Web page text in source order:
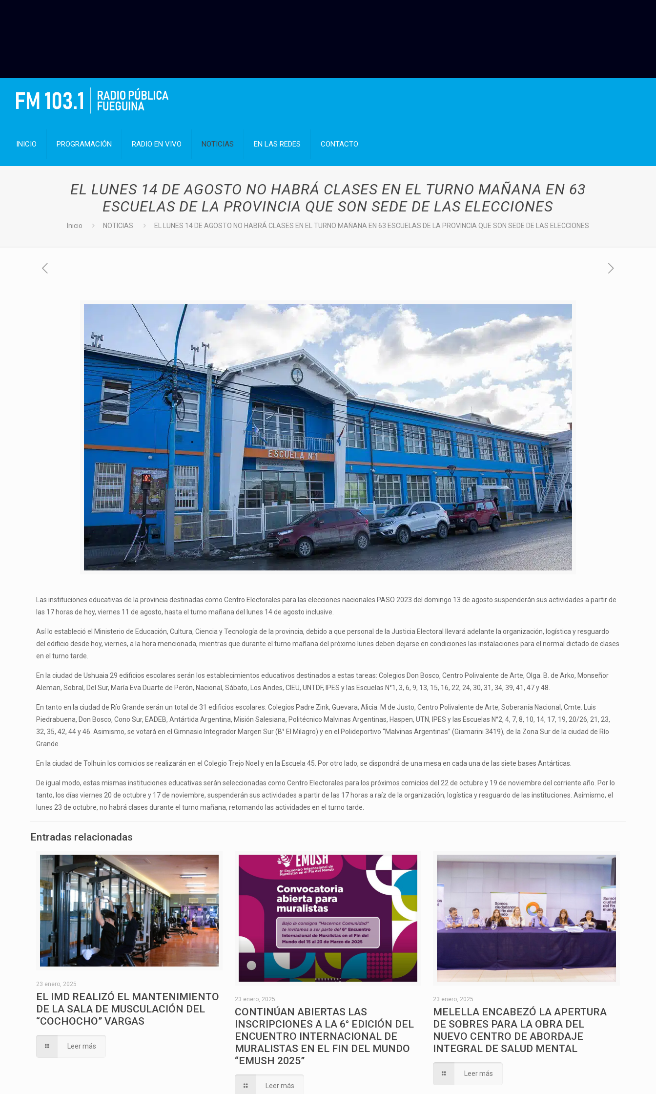
INICIO PROGRAMACIÓN RADIO EN VIVO NOTICIAS EN LAS REDES CONTACTO
EL LUNES 14 DE AGOSTO NO HABRÁ CLASES EN EL TURNO MAÑANA EN 63
ESCUELAS DE LA PROVINCIA QUE SON SEDE DE LAS ELECCIONES
Inicio NOTICIAS EL LUNES 14 DE AGOSTO NO HABRÁ CLASES EN EL TURNO MAÑANA EN 63 ESCUELAS DE LA PROVINCIA QUE SON SEDE DE LAS ELECCIONES
Las instituciones educativas de la provincia destinadas como Centro Electorales para las elecciones nacionales PASO 2023 del domingo 13 de agosto suspenderán sus actividades a partir de
las 17 horas de hoy, viernes 11 de agosto, hasta el turno mañana del lunes 14 de agosto inclusive.
Así lo estableció el Ministerio de Educación, Cultura, Ciencia y Tecnología de la provincia, debido a que personal de la Justicia Electoral llevará adelante la organización, logística y resguardo
del edificio desde hoy, viernes, a la hora mencionada, mientras que durante el turno mañana del próximo lunes deben dejarse en condiciones las instalaciones para el normal dictado de clases
en el turno tarde.
En la ciudad de Ushuaia 29 edificios escolares serán los establecimientos educativos destinados a estas tareas: Colegios Don Bosco, Centro Polivalente de Arte, Olga. B. de Arko, Monseñor
Aleman, Sobral, Del Sur, María Eva Duarte de Perón, Nacional, Sábato, Los Andes, CIEU, UNTDF, IPES y las Escuelas N°1, 3, 6, 9, 13, 15, 16, 22, 24, 30, 31, 34, 39, 41, 47 y 48.
En tanto en la ciudad de Río Grande serán un total de 31 edificios escolares: Colegios Padre Zink, Guevara, Alicia. M de Justo, Centro Polivalente de Arte, Soberanía Nacional, Cmte. Luis
Piedrabuena, Don Bosco, Cono Sur, EADEB, Antártida Argentina, Misión Salesiana, Politécnico Malvinas Argentinas, Haspen, UTN, IPES y las Escuelas N°2, 4, 7, 8, 10, 14, 17, 19, 20/26, 21, 23,
32, 35, 42, 44 y 46. Asimismo, se votará en el Gimnasio Integrador Margen Sur (B° El Milagro) y en el Polideportivo “Malvinas Argentinas” (Giamarini 3419), de la Zona Sur de la ciudad de Río
Grande.
En la ciudad de Tolhuin los comicios se realizarán en el Colegio Trejo Noel y en la Escuela 45. Por otro lado, se dispondrá de una mesa en cada una de las siete bases Antárticas.
De igual modo, estas mismas instituciones educativas serán seleccionadas como Centro Electorales para los próximos comicios del 22 de octubre y 19 de noviembre del corriente año. Por lo
tanto, los días viernes 20 de octubre y 17 de noviembre, suspenderán sus actividades a partir de las 17 horas a raíz de la organización, logística y resguardo de las instituciones. Asimismo, el
lunes 23 de octubre, no habrá clases durante el turno mañana, retomando las actividades en el turno tarde.
Entradas relacionadas
23 enero, 2025
EL IMD REALIZÓ EL MANTENIMIENTO
DE LA SALA DE MUSCULACIÓN DEL
“COCHOCHO” VARGAS
Leer más
23 enero, 2025
CONTINÚAN ABIERTAS LAS
INSCRIPCIONES A LA 6° EDICIÓN DEL
ENCUENTRO INTERNACIONAL DE
MURALISTAS EN EL FIN DEL MUNDO
“EMUSH 2025”
Leer más
23 enero, 2025
MELELLA ENCABEZÓ LA APERTURA
DE SOBRES PARA LA OBRA DEL
NUEVO CENTRO DE ABORDAJE
INTEGRAL DE SALUD MENTAL
Leer más